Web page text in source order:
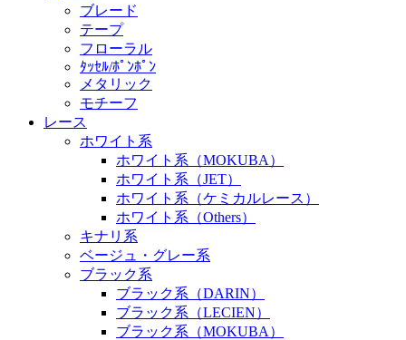
ブレード
テープ
フローラル
ﾀｯｾﾙ/ﾎﾟﾝﾎﾟﾝ
メタリック
モチーフ
レース
ホワイト系
ホワイト系（MOKUBA）
ホワイト系（JET）
ホワイト系（ケミカルレース）
ホワイト系（Others）
キナリ系
ベージュ・グレー系
ブラック系
ブラック系（DARIN）
ブラック系（LECIEN）
ブラック系（MOKUBA）